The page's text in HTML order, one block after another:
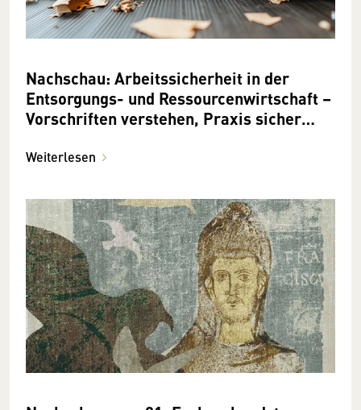
Nachschau: Arbeitssicherheit in der
Entsorgungs- und Ressourcenwirtschaft –
Vorschriften verstehen, Praxis sicher
Weiterlesen